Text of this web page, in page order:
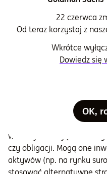
być spółki z rynków
Po ósme - warto
alternatywne klasy
inwestorom częściowo
Co to oznacza w
strategii
To bardzo różnorodna
wskazuje oferują coś
czy obligacji. Mogą one
aktywów (np. na rynku
22 czerwca
Od teraz korzystaj z
Wkrótce
Dowiedz się
OK,